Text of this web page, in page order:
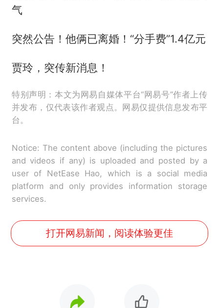
气
突然公告！他俩已离婚！“分手费”1.4亿元
贾玲，突传新消息！
特别声明：本文为网易自媒体平台“网易号”作者上传
并发布，仅代表该作者观点。网易仅提供信息发布平
台。
Notice: The content above (including the pictures
and videos if any) is uploaded and posted by a
user of NetEase Hao, which is a social media
platform and only provides information storage
services.
打开网易新闻，阅读体验更佳